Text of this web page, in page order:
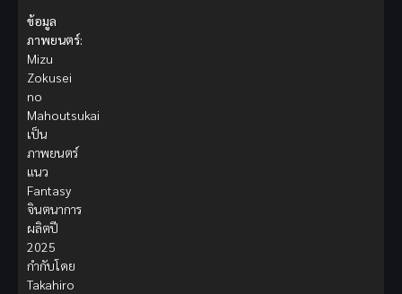
ข้อมูล
ภาพยนตร์:
Mizu
Zokusei
no
Mahoutsukai
เป็น
ภาพยนตร์
แนว
Fantasy
จินตนาการ
ผลิตปี
2025
กำกับโดย
Takahiro